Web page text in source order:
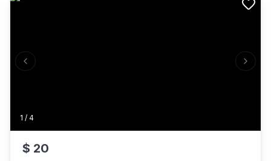
1 / 4
Previous slide Next
$ 20